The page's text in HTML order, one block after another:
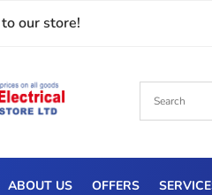
our store!
ABOUT US OFFERS